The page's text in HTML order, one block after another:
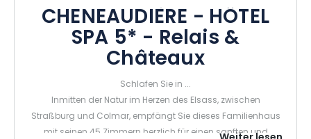
CHENEAUDIÈRE - HÔTEL
SPA 5* - Relais &
Châteaux
Schlafen Sie in ...
Inmitten der Natur im Herzen des Elsass, zwischen
Straßburg und Colmar, empfängt Sie dieses Familienhaus
mit seinen 45 Zimmern herzlich für einen sanften und